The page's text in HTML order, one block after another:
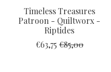
Timeless Treasures
Patroon - Quiltworx -
Riptides
€63,75 €85,00